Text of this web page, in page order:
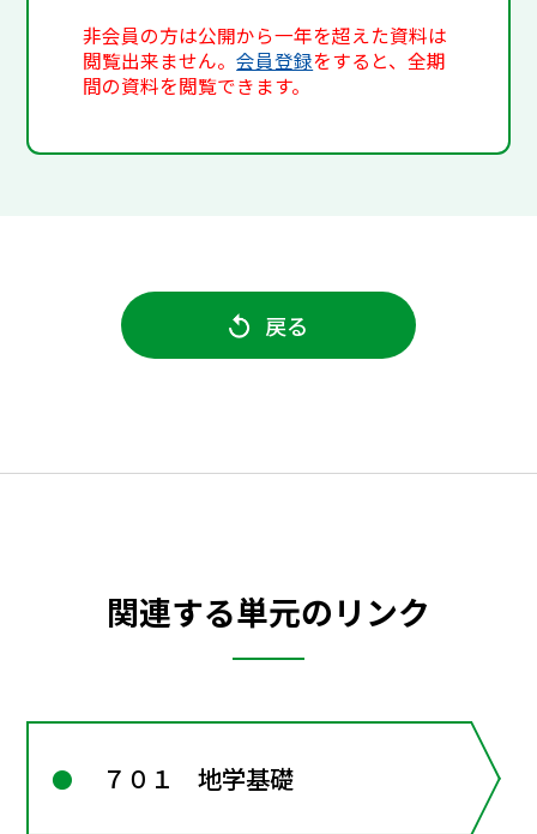
非会員の方は公開から一年を超えた資料は
閲覧出来ません。会員登録をすると、全期
間の資料を閲覧できます。
戻る
関連する単元のリンク
７０１ 地学基礎